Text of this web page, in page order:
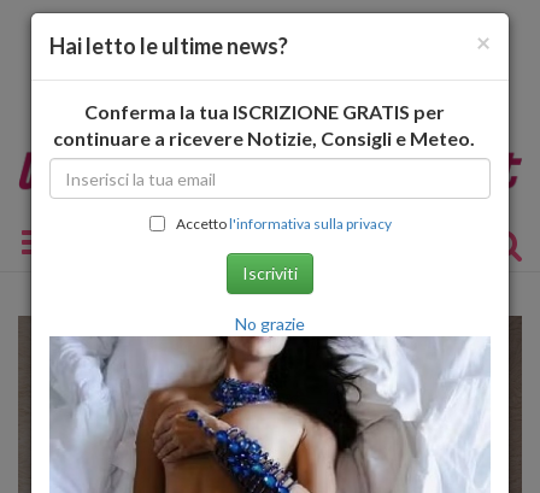
Toggle navigation
×
Hai letto le ultime news?
Conferma la tua ISCRIZIONE GRATIS per
continuare a ricevere Notizie, Consigli e Meteo.
Accettol'informativa sulla privacy
Iscriviti
No grazie